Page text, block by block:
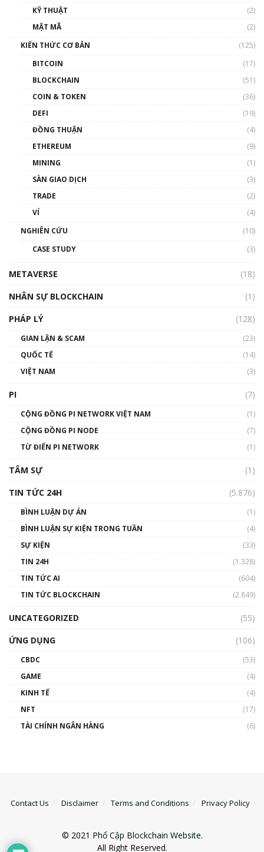
00:43:47
như thể nào?
00:39:31
Phổ cập Blockchain
thống & Crypto qua các cuộc chiến | Phổ cập
01:32:59
gió ấm
Talkshow 14: MemeCoin – Trò đùa tỷ đô
01:29:26
KỸ THUẬT
(2)
MẬT MÃ
(2)
KIẾN THỨC CƠ BẢN
(125)
BITCOIN
(17)
BLOCKCHAIN
(51)
COIN & TOKEN
(36)
DEFI
(19)
ĐỒNG THUẬN
(4)
ETHEREUM
(9)
MINING
(1)
SÀN GIAO DỊCH
(3)
TRADE
(2)
VÍ
(4)
NGHIÊN CỨU
(10)
CASE STUDY
(3)
METAVERSE
(18)
NHÂN SỰ BLOCKCHAIN
(1)
PHÁP LÝ
(128)
GIAN LẬN & SCAM
(23)
QUỐC TẾ
(14)
VIỆT NAM
(3)
PI (7)
CỘNG ĐỒNG PI NETWORK VIỆT NAM
(1)
CỘNG ĐỒNG PI NODE
(7)
TỪ ĐIỂN PI NETWORK
(1)
TÂM SỰ
(1)
TIN TỨC 24H
(5.876)
BÌNH LUẬN DỰ ÁN
(1)
BÌNH LUẬN SỰ KIỆN TRONG TUẦN
(4)
SỰ KIỆN
(33)
TIN 24H
(1.328)
TIN TỨC AI
(604)
TIN TỨC BLOCKCHAIN
(2.849)
UNCATEGORIZED
(55)
ỨNG DỤNG
(106)
CBDC
(53)
GAME
(4)
KINH TẾ
(4)
NFT
(17)
TÀI CHÍNH NGÂN HÀNG
(6)
Contact Us Disclaimer Terms and Conditions Privacy Policy
© 2021 Phổ Cập Blockchain Website.
All Right Reserved.